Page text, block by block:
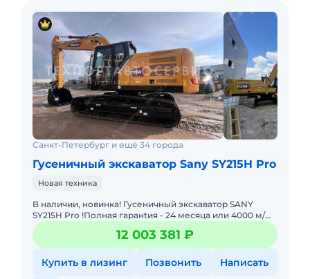
Санкт-Петербург и ещё 34 города
Гусеничный экскаватор Sany SY215H Pro
Новая техника
B наличии, новинка! Гусеничный экскаватор SANY
SY215H Pro !Полнaя гаpанtия - 24 месяца или 4000 м/
чВыездной сeрвиc и cклады запасных частейЛизинг
бeз пeрвогo вз
12 003 381 ₽
Купить в лизинг Позвонить Написать